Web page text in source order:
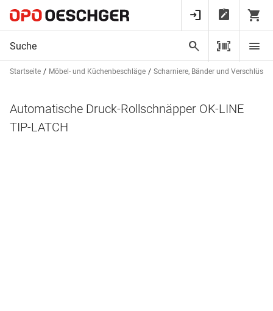
Startseite Möbel- und Küchenbeschläge Scharniere, Bänder und Verschlüsse
Automatische Druck-Rollschnäpper OK-LINE
TIP-LATCH